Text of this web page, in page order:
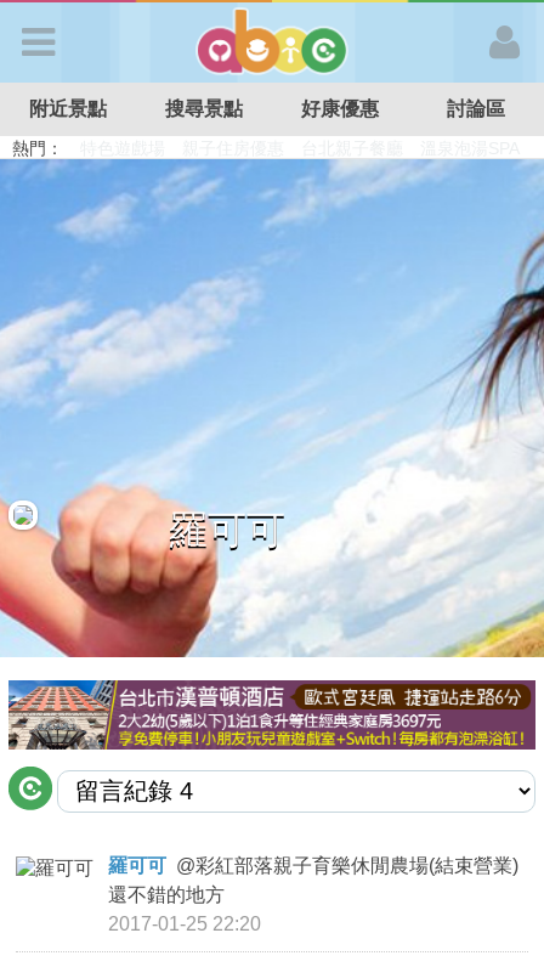
APP登入
首 頁
搜尋景點
好康優惠
最新留言
商家合作
推薦景點
討論區
聯絡我們
APP下載
附近景點 搜尋景點 好康優惠 討論區
熱門：
特色遊戲場
親子住房優惠 台北親子餐廳 溫泉泡湯SPA
羅可可
羅可可 @彩紅部落親子育樂休閒農場(結束營業)
還不錯的地方
2017-01-25 22:20